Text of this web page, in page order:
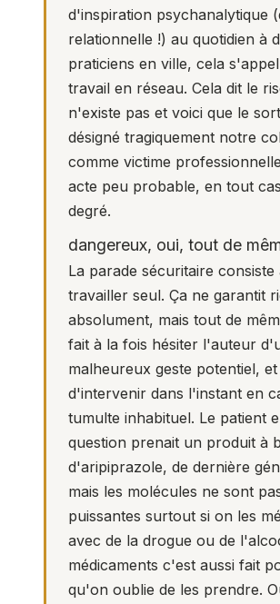
d'inspiration psychanalytique
relationnelle !) au quotidien à
praticiens en ville, cela
travail en réseau. Cela dit le
n'existe pas et voici que le
désigné tragiquement notre
comme victime
acte peu probable, en tout
degré.
dangereux, oui, tout de
La parade sécuritaire consiste
travailler seul. Ça ne garantit
absolument, mais tout de
fait à la fois hésiter l'auteur
malheureux geste potentiel,
d'intervenir dans l'instant en
tumulte inhabituel. Le patient
question prenait un produit à
d'aripiprazole, de dernière
mais les molécules ne sont
puissantes surtout si on les
avec de la drogue ou de
médicaments c'est aussi fait
qu'on oublie de les prendre.